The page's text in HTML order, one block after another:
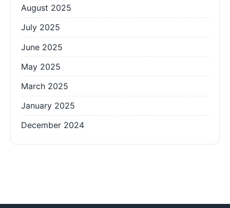
August 2025
July 2025
June 2025
May 2025
March 2025
January 2025
December 2024